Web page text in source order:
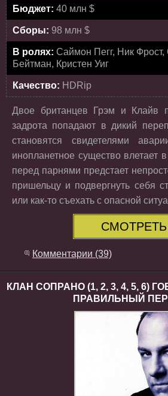
Бюджет: 40 млн $
Сборы: 98 млн $
В ролях: Саймон Пегг, Ник
Бейтман, Кристен Уиг
Качество: HDRip
Двое британцев Грэм и Клайв
задрота попадают в дикий
становятся свидетелями
инопланетное существо влетает
перед парнями предстает
пришельцу и подвергнуть себя
или как-то съехать с опасной
СМОТРЕТЬ
Комментарии (39)
КЛАН СОПРАНО (1, 2, 3, 4, 5, 6)
ПРАВИЛЬНЫЙ